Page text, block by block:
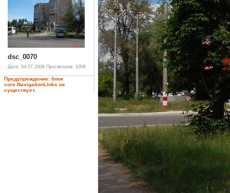
dsc_0070
Дата: 04.07.2008 Просмотров: 1006
Предупреждение: блок
core.NavigationLinks не
существует.